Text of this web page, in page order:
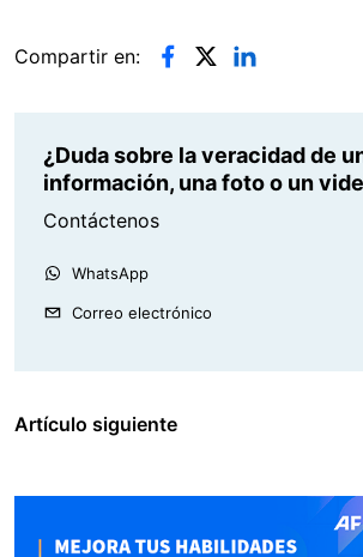
Compartir en:
¿Duda sobre la veracidad de
información, una foto o un
Contáctenos
WhatsApp
Correo electrónico
Artículo siguiente